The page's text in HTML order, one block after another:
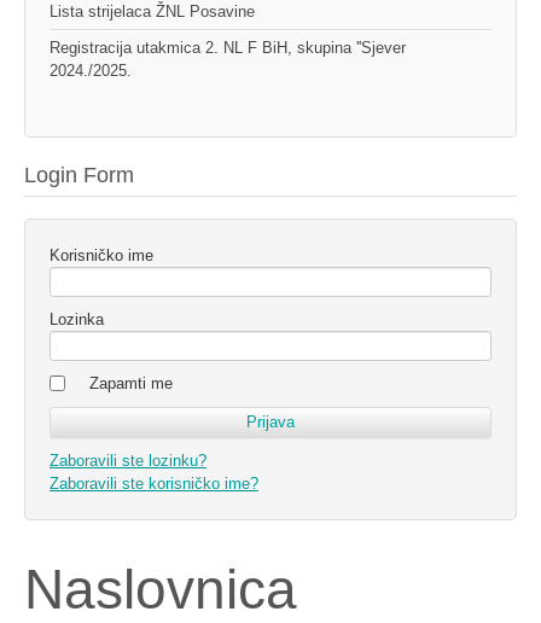
Lista strijelaca ŽNL Posavine
Registracija utakmica 2. NL F BiH, skupina ''Sjever
2024./2025.
Login Form
Korisničko ime
Lozinka
Zapamti me
Zaboravili ste lozinku?
Zaboravili ste korisničko ime?
Naslovnica